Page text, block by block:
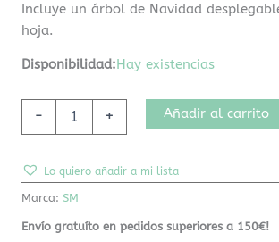
Incluye un árbol de Navidad
hoja.
Disponibilidad:Hay existencias
- + Añadir al carrito
Lo quiero añadir a mi lista
Marca:SM
Envío gratuíto en pedidos superiores a 150€!